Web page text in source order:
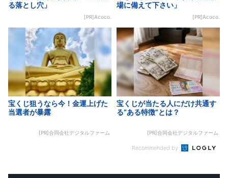
る落とし穴」
[PR]Acoco.
場に備えて下さい」
[PR]Acoco.
宝くじ狙うなら今！金運上げた
当選者が暴露
[PR]合同会社デジタルファーム
宝くじが当たる人にだけ共通す
る“ある特徴”とは？
[PR]合同会社デジタルファーム
Recommended by